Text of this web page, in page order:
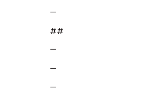
—
##
—
—
—